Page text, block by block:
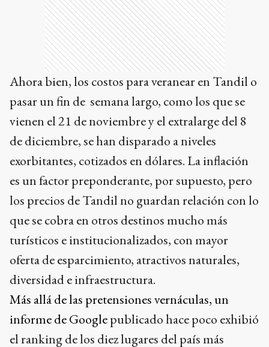
Ahora bien, los costos para veranear en Tandil o
pasar un fin de semana largo, como los que se
vienen el 21 de noviembre y el extralargedel 8
de diciembre, se han disparado a niveles
exorbitantes, cotizados en dólares. La inflación
es un factor preponderante, por supuesto, pero
los precios de Tandil no guardan relación con lo
que se cobra en otros destinos mucho más
turísticos e institucionalizados, con mayor
oferta de esparcimiento, atractivos naturales,
diversidad e infraestructura.
Más allá de las pretensiones vernáculas, un
informe de Googlepublicado hace poco exhibió
el ranking de los diez lugares del país más